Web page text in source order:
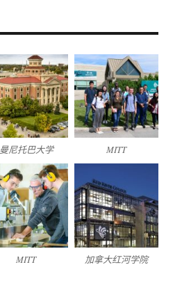
曼尼托巴大学 MITT
MITT 加拿大红河学院